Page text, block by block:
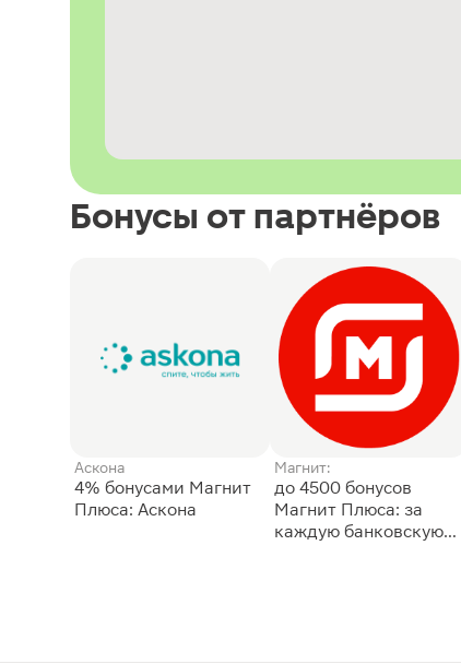
Бонусы от партнёров
Аскона
4% бонусами Магнит
Плюса: Аскона
Магнит:
до 4500 бонусов
Магнит Плюса: за
каждую банковскую